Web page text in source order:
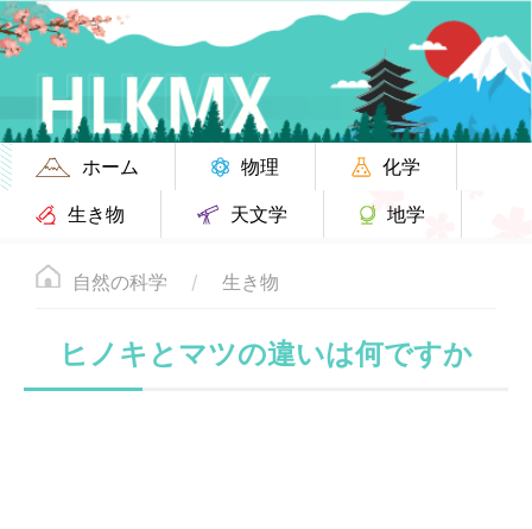
ホーム 物理
化学
生き物
天文学 地学
自然の科学 生き物
ヒノキとマツの違いは何ですか